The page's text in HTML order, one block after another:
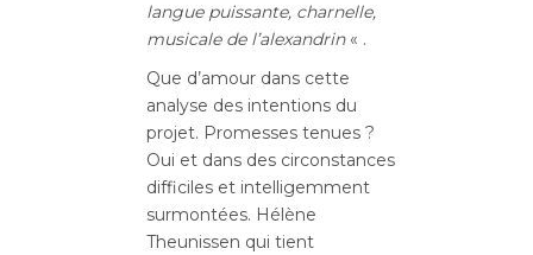
langue puissante, charnelle,
musicale de l’alexandrin« .
Que d’amour dans cette
analyse des intentions du
projet. Promesses tenues ?
Oui et dans des circonstances
difficiles et intelligemment
surmontées. Hélène
Theunissen qui tient